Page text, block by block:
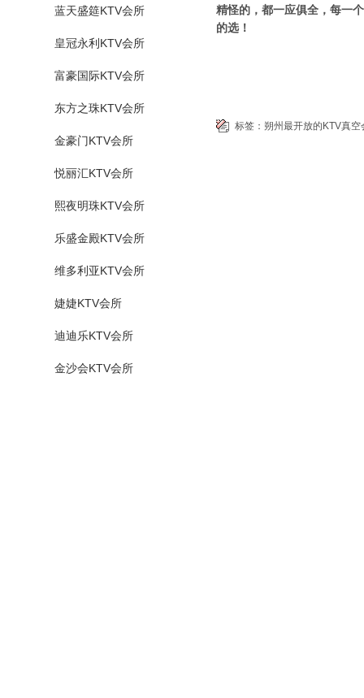
蓝天盛筵KTV会所
皇冠永利KTV会所
富豪国际KTV会所
东方之珠KTV会所
金豪门KTV会所
悦丽汇KTV会所
熙夜明珠KTV会所
乐盛金殿KTV会所
维多利亚KTV会所
婕婕KTV会所
迪迪乐KTV会所
金沙会KTV会所
精怪的，都一应俱全，每一
的选！
标签： 朔州最开放的KTV真空